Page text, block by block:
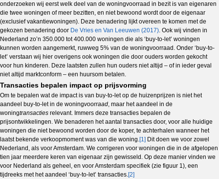
onderzoeken wij eerst welk deel van de woningvoorraad in bezit is van eigenaren
die twee woningen of meer bezitten, en niet bewoond wordt door de eigenaar
(exclusief vakantiewoningen). Deze benadering lijkt overeen te komen met de
gekozen benadering door De Vries en Van Leeuwen (2017). Ook wij vinden in
Nederland zo’n 350.000 tot 400.000 woningen die als ‘buy-to-let’ woningen
kunnen worden aangemerkt, ruwweg 5% van de woningvoorraad. Onder ‘buy-to-
let’ verstaan wij hier overigens ook woningen die door ouders worden gekocht
voor hun kinderen. Deze laatsten zullen hun ouders niet altijd – of in ieder geval
niet altijd marktconform – een huursom betalen.
Transacties bepalen impact op prijsvorming
Om te bepalen wat de impact is van buy-to-let op de huizenprijzen is niet het
aandeel buy-to-let in de woningvoorraad, maar het aandeel in de
woningtransacties relevant. Immers deze transacties bepalen de
prijsontwikkelingen. We benaderen het aantal transacties door, voor alle huidige
woningen die niet bewoond worden door de koper, te achterhalen wanneer het
laatst bekende verkoopmoment was van die woning.[1] Dit doen we voor zowel
Nederland, als voor Amsterdam. We corrigeren voor woningen die in de afgelopen
tien jaar meerdere keren van eigenaar zijn gewisseld. Op deze manier vinden we
voor Nederland als geheel, en voor Amsterdam specifiek (zie figuur 1), een
tijdreeks met het aandeel ‘buy-to-let’ transacties.[2]